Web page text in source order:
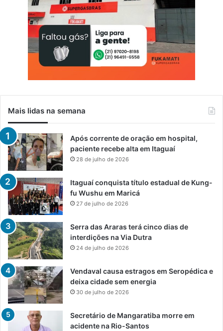
Mais lidas na semana
Após corrente de oração em hospital,
paciente recebe alta em Itaguaí
28 de julho de 2026
Itaguaí conquista título estadual de Kung-
fu Wushu em Maricá
27 de julho de 2026
Serra das Araras terá cinco dias de
interdições na Via Dutra
24 de julho de 2026
Vendaval causa estragos em Seropédica e
deixa cidade sem energia
30 de julho de 2026
Secretário de Mangaratiba morre em
acidente na Rio-Santos